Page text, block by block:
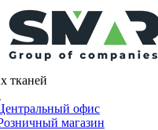
тканей
офис
магазин